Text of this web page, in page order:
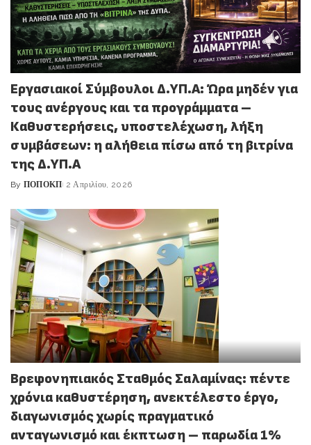
Εργασιακοί Σύμβουλοι Δ.ΥΠ.Α: Ώρα μηδέν για
τους ανέργους και τα προγράμματα –
Καθυστερήσεις, υποστελέχωση, λήξη
συμβάσεων: η αλήθεια πίσω από τη βιτρίνα
της Δ.ΥΠ.Α
Posted
By ΠΟΠΟΚΠ 2 Απριλίου, 2026
Βρεφονηπιακός Σταθμός Σαλαμίνας: πέντε
χρόνια καθυστέρηση, ανεκτέλεστο έργο,
διαγωνισμός χωρίς πραγματικό
ανταγωνισμό και έκπτωση – παρωδία 1%